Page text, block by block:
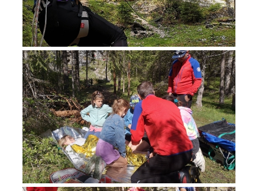
Rescue operations